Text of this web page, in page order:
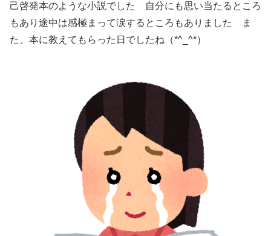
己啓発本のような小説でした 自分にも思い当たるところ
もあり途中は感極まって涙するところもありました ま
た、本に教えてもらった日でしたね（*^_^*）